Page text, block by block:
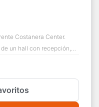
Costanera Center.
un hall con recepción,